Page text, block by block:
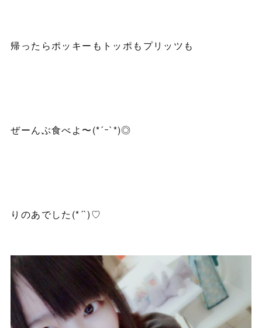
帰ったらポッキーもトッポもプリッツも
ぜーんぶ食べよ〜(*´ｰ`*)◎
りのあでした(*´`)♡